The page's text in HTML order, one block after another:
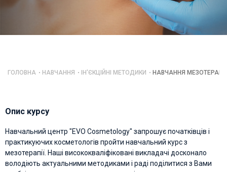
ГОЛОВНА НАВЧАННЯ ІН'ЄКЦІЙНІ МЕТОДИКИ НАВЧАННЯ МЕЗОТЕРАПІЇ
Опис курсу
Навчальний центр "EVO Cosmetology" запрошує початківців і
практикуючих косметологів пройти навчальний курс з
мезотерапії. Наші висококваліфіковані викладачі досконало
володіють актуальними методиками і раді поділитися з Вами